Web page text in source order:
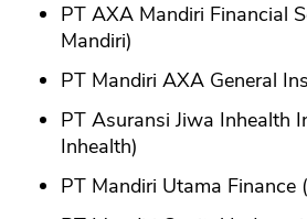
PT AXA Mandiri Financial
Mandiri)
PT Mandiri AXA General
PT Asuransi Jiwa Inhealth
Inhealth)
PT Mandiri Utama Finance